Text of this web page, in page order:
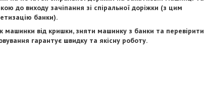
до виходу зачіпання зі спіральної доріжки (з цим
банки).
машинки від кришки, зняти машинку з банки та перевірити
гарантує швидку та якісну роботу.